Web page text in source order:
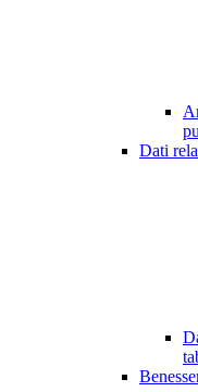
Dati